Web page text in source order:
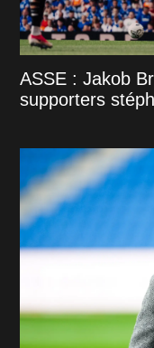
ASSE : Jakob
supporters